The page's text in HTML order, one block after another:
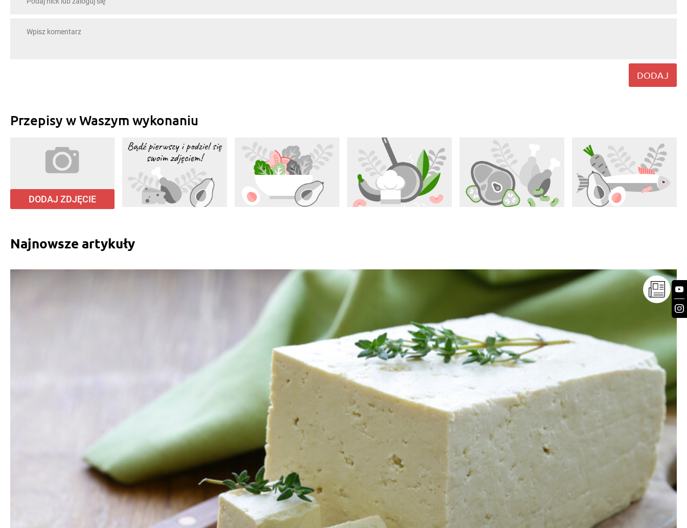
DODAJ
Przepisy w Waszym wykonaniu
DODAJ ZDJĘCIE
Najnowsze artykuły